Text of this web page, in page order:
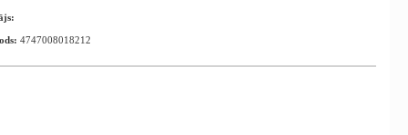
4747008018212